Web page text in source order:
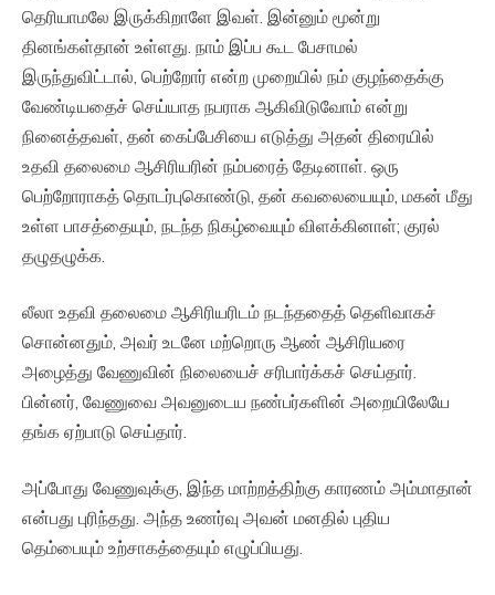
தெரியாமலே இருக்கிறாளே இவள். இன்னும் மூன்று
தினங்கள்தான் உள்ளது. நாம் இப்ப கூட பேசாமல்
இருந்துவிட்டால், பெற்றோர் என்ற முறையில் நம் குழந்தைக்கு
வேண்டியதைச் செய்யாத நபராக ஆகிவிடுவோம் என்று
நினைத்தவள், தன் கைப்பேசியை எடுத்து அதன் திரையில்
உதவி தலைமை ஆசிரியரின் நம்பரைத் தேடினாள். ஒரு
பெற்றோராகத் தொடர்புகொண்டு, தன் கவலையையும், மகன் மீது
உள்ள பாசத்தையும், நடந்த நிகழ்வையும் விளக்கினாள்; குரல்
தழுதழுக்க.
லீலா உதவி தலைமை ஆசிரியரிடம் நடந்ததைத் தெளிவாகச்
சொன்னதும், அவர் உடனே மற்றொரு ஆண் ஆசிரியரை
அழைத்து வேணுவின் நிலையைச் சரிபார்க்கச் செய்தார்.
பின்னர், வேணுவை அவனுடைய நண்பர்களின் அறையிலேயே
தங்க ஏற்பாடு செய்தார்.
அப்போது வேணுவுக்கு, இந்த மாற்றத்திற்கு காரணம் அம்மாதான்
என்பது புரிந்தது. அந்த உணர்வு அவன் மனதில் புதிய
தெம்பையும் உற்சாகத்தையும் எழுப்பியது.